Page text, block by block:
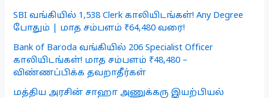
SBI வங்கியில் 1,538 Clerk காலியிடங்கள்! Any Degree
போதும் | மாத சம்பளம் ₹64,480 வரை!
Bank of Baroda வங்கியில் 206 Specialist Officer
காலியிடங்கள்! மாத சம்பளம் ₹48,480 –
விண்ணப்பிக்க தவறாதீர்கள்
மத்திய அரசின் சாஹா அணுக்கரு இயற்பியல்